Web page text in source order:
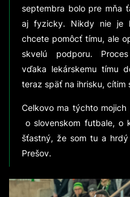
septembra bolo pre mňa
aj fyzicky. Nikdy nie je
chcete pomôcť tímu, ale
skvelú podporu.
vďaka lekárskemu tímu
teraz späť na ihrisku, cítim
Celkovo ma týchto
o slovenskom futbale, o
šťastný, že som tu a
Prešov.